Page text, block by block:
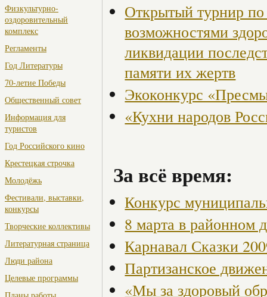
Физкультурно-
оздоровительный
комплекс
Регламенты
Год Литературы
70-летие Победы
Общественный совет
Информация для
туристов
Год Российского кино
Крестецкая строчка
Молодёжь
Фестивали, выставки,
конкурсы
Творческие коллективы
Литературная страница
Люди района
Целевые программы
Открытый турнир
возможностями
ликвидации
памяти их жертв
Экоконкурс
«Кухни народов
За всё время:
Конкурс
8 марта в районном
Карнавал Сказки
Партизанское
«Мы за здоровый